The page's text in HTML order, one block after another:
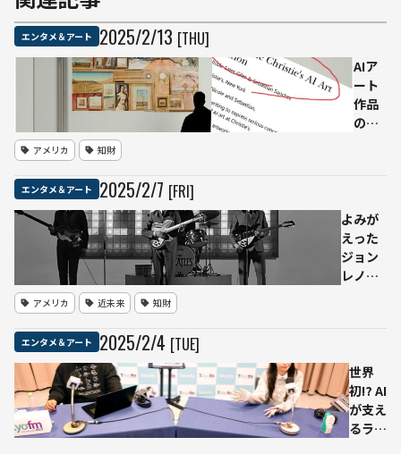
エンタメ＆アート 2025/2/13 [THU]
AIア
ート
作品
のみ
のオ
ーク
ショ
ン開
スト
らが
反発
——
4,000
アメリカ 知財
エンタメ＆アート 2025/2/7 [FRI]
よみが
えった
ジョン
レノン
曲
「Now
And
Then」
がグラ
アメリカ 近未来 知財
エンタメ＆アート 2025/2/4 [TUE]
世界
初⁉ AI
が支え
るラジ